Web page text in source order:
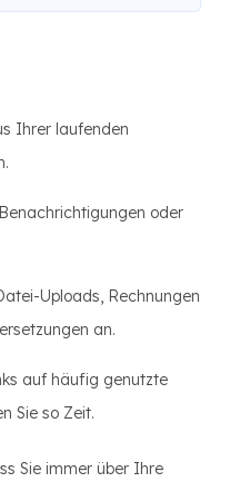
Ihrer laufenden
oder
Uploads, Rechnungen
an.
auf häufig genutzte
Sie so Zeit.
Sie immer über Ihre